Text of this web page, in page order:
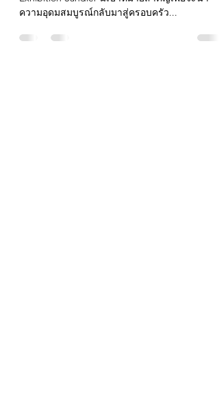
SANDIER
SANDIER by SITTICHAI YODCHOMPOO | Solo